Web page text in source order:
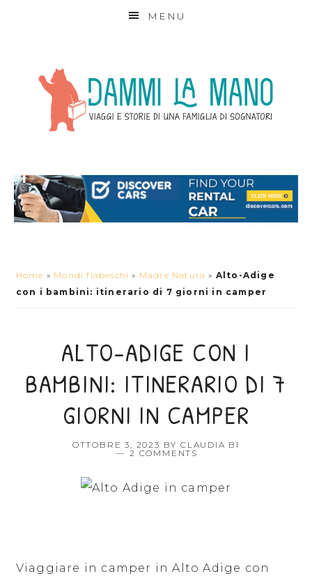
MENU
Home » Mondi fiabeschi » Madre Natura » Alto-Adige
con i bambini: itinerario di 7 giorni in camper
ALTO-ADIGE CON I
BAMBINI: ITINERARIO DI 7
GIORNI IN CAMPER
OTTOBRE 3, 2023 BYCLAUDIA BI
2 COMMENTS
Viaggiare in camper in Alto Adige con